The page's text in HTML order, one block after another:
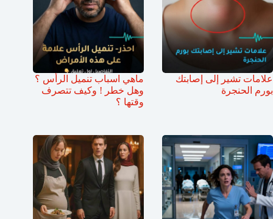
علامات تشير إلى إصابتك
بورم الحنجرة
ماهي اسباب تنميل الرأس ؟
وهل خطر ! وكيف تتصرف
وقتها ؟